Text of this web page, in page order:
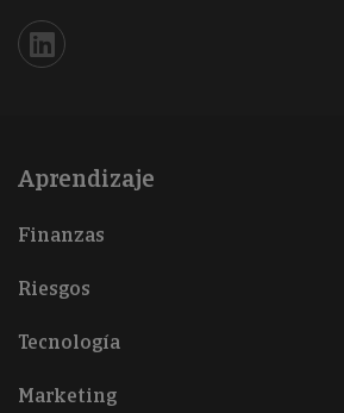
Iberinform en Linkedin
Aprendizaje
Finanzas
Riesgos
Tecnología
Marketing